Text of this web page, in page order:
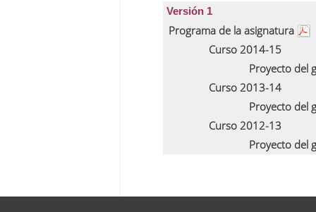
Versión 1
Programa de la asignatura
Curso 2014-15
Proyecto del
Curso 2013-14
Proyecto del
Curso 2012-13
Proyecto del